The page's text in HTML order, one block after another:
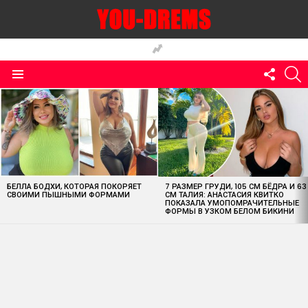
US
MOST
VIEWED
STORIES
БЕЛЛА БОДХИ, КОТОРАЯ ПОКОРЯЕТ
СВОИМИ ПЫШНЫМИ ФОРМАМИ
7 РАЗМЕР ГРУДИ, 105 СМ БЁДРА И 63
СМ ТАЛИЯ: АНАСТАСИЯ КВИТКО
ПОКАЗАЛА УМОПОМРАЧИТЕЛЬНЫЕ
ФОРМЫ В УЗКОМ БЕЛОМ БИКИНИ